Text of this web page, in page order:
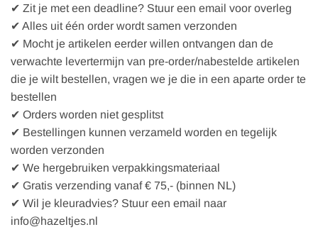
✔ Zit je met een deadline? Stuur een email voor overleg
✔ Alles uit één order wordt samen verzonden
✔ Mocht je artikelen eerder willen ontvangen dan de
verwachte levertermijn van pre-order/nabestelde artikelen
die je wilt bestellen, vragen we je die in een aparte order te
bestellen
✔ Orders worden niet gesplitst
✔ Bestellingen kunnen verzameld worden en tegelijk
worden verzonden
✔ We hergebruiken verpakkingsmateriaal
✔ Gratis verzending vanaf € 75,- (binnen NL)
✔ Wil je kleuradvies? Stuur een email naar
info@hazeltjes.nl